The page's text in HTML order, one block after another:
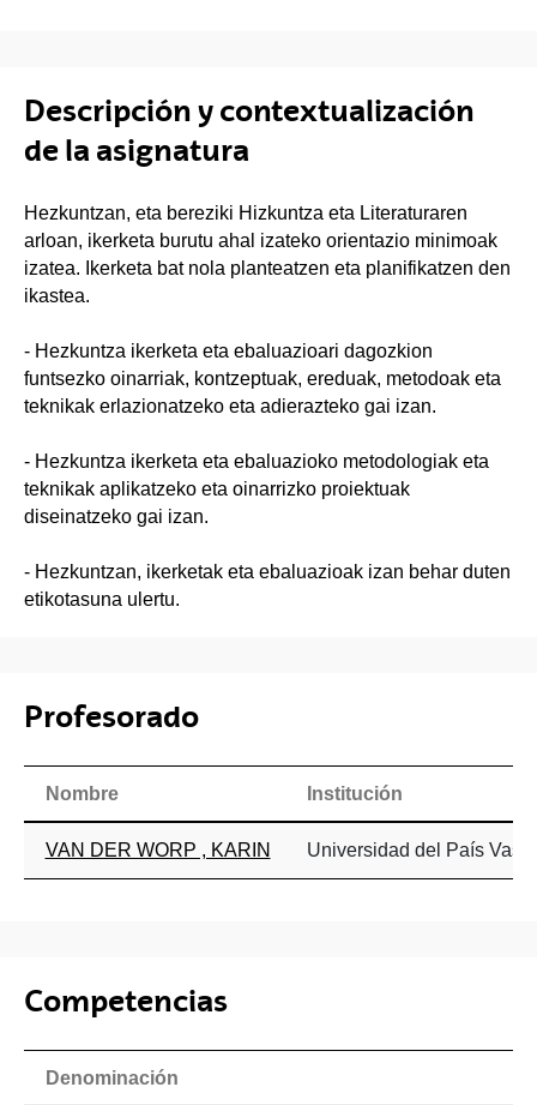
Descripción y contextualización
de la asignatura
Hezkuntzan, eta bereziki Hizkuntza eta Literaturaren
arloan, ikerketa burutu ahal izateko orientazio minimoak
izatea. Ikerketa bat nola planteatzen eta planifikatzen den
ikastea.
- Hezkuntza ikerketa eta ebaluazioari dagozkion
funtsezko oinarriak, kontzeptuak, ereduak, metodoak eta
teknikak erlazionatzeko eta adierazteko gai izan.
- Hezkuntza ikerketa eta ebaluazioko metodologiak eta
teknikak aplikatzeko eta oinarrizko proiektuak
diseinatzeko gai izan.
- Hezkuntzan, ikerketak eta ebaluazioak izan behar duten
etikotasuna ulertu.
Profesorado
Nombre Institución
VAN DER WORP , KARIN Universidad del País
Competencias
Denominación